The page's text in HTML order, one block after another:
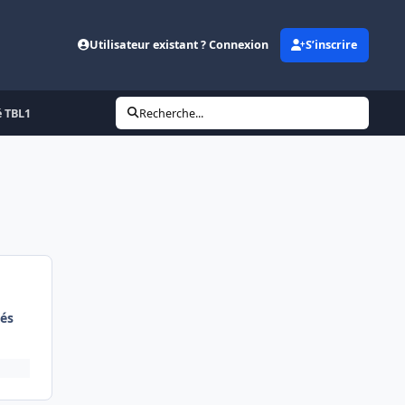
Utilisateur existant ? Connexion S’inscrire
Recherche...